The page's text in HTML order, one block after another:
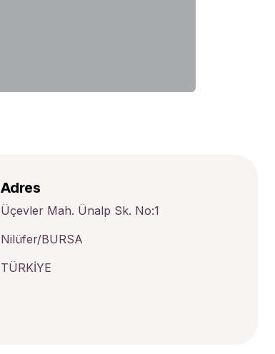
Adres
Üçevler Mah. Ünalp Sk. No:1
Nilüfer/BURSA
TÜRKİYE